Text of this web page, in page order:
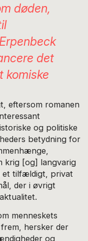
døden,
det
komiske
eftersom romanen
og politiske
betydning for
krig [og] langvarig
et tilfældigt, privat
der i øvrigt
menneskets
hersker der
og